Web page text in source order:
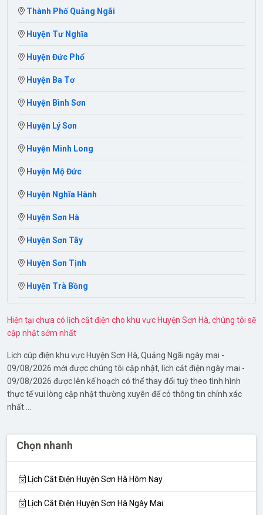
Thành Phố Quảng Ngãi
Huyện Tư Nghĩa
Huyện Đức Phổ
Huyện Ba Tơ
Huyện Bình Sơn
Huyện Lý Sơn
Huyện Minh Long
Huyện Mộ Đức
Huyện Nghĩa Hành
Huyện Sơn Hà
Huyện Sơn Tây
Huyện Sơn Tịnh
Huyện Trà Bồng
Hiện tại chưa có lịch cắt điện cho khu vực Huyện Sơn Hà, chúng tôi sẽ
cập nhật sớm nhất
Lịch cúp điện khu vực Huyện Sơn Hà, Quảng Ngãi ngày mai -
09/08/2026 mới được chúng tôi cập nhật, lịch cắt điện ngày mai -
09/08/2026 được lên kế hoạch có thể thay đổi tuỳ theo tình hình
thực tế vui lòng cập nhật thường xuyên để có thông tin chính xác
nhất ...
Chọn nhanh
Lịch Cắt Điện Huyện Sơn Hà Hôm Nay
Lịch Cắt Điện Huyện Sơn Hà Ngày Mai